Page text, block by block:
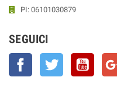
PI: 06101030879
SEGUICI
Facebook Twitter